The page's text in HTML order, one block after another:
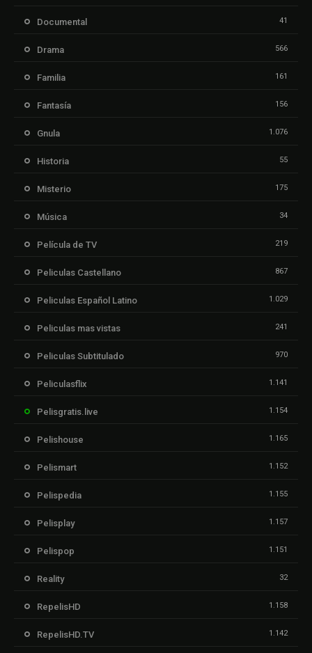
Documental 41
Drama 566
Familia 161
Fantasía 156
Gnula 1.076
Historia 55
Misterio 175
Música 34
Película de TV 219
Peliculas Castellano 867
Peliculas Español Latino 1.029
Peliculas mas vistas 241
Peliculas Subtitulado 970
Peliculasflix 1.141
Pelisgratis.live 1.154
Pelishouse 1.165
Pelismart 1.152
Pelispedia 1.155
Pelisplay 1.157
Pelispop 1.151
Reality 32
RepelisHD 1.158
RepelisHD.TV 1.142